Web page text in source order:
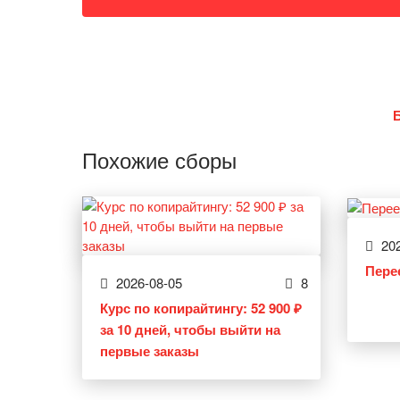
Похожие сборы
2026-08-05 8
Курс по копирайтингу: 52 900 ₽
за 10 дней, чтобы выйти на
первые заказы